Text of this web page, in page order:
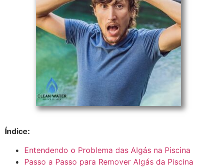
Índice:
Entendendo o Problema das Algás na Piscina
Passo a Passo para Remover Algás da Piscina